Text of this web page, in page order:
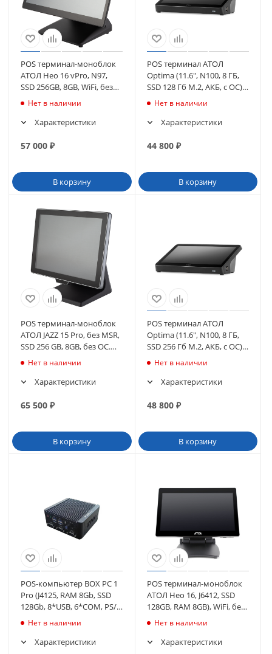
POS терминал-моноблок
АТОЛ Нео 16 vPro, N97,
SSD 256GB, 8GB, WiFi, без
MSR, без ОС (65233)
Нет в наличии
Характеристики
57 000 ₽
В корзину
POS терминал АТОЛ
Optima (11.6", N100, 8 ГБ,
SSD 128 Гб M.2, АКБ, с ОС),
WiFi. V8 (64796)
Нет в наличии
Характеристики
44 800₽
В корзину
POS терминал-моноблок
АТОЛ JAZZ 15 Pro, без MSR,
SSD 256 GB, 8GB, без ОС.
(61269)
Нет в наличии
Характеристики
65 500 ₽
В корзину
POS терминал АТОЛ
Optima (11.6", N100, 8 ГБ,
SSD 256 Гб M.2, АКБ, с ОС),
WiFi. V8 (64799)
Нет в наличии
Характеристики
48 800₽
В корзину
POS-компьютер BOX PC 1
Pro (J4125, RAM 8Gb, SSD
128Gb, 8*USB, 6*COM, PS/2,
2*LAN, 2*HDMI) без ОС
Нет в наличии
Характеристики
POS терминал-моноблок
АТОЛ Нео 16, J6412, SSD
128GB, RAM 8GB), WiFi, без
MSR, c ОС (65842)
Нет в наличии
Характеристики